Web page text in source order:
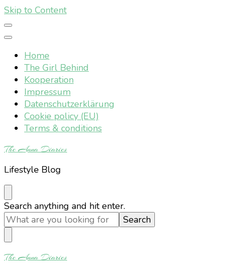
Skip to Content
Home
The Girl Behind
Kooperation
Impressum
Datenschutzerklärung
Cookie policy (EU)
Terms & conditions
The Anna Diaries
Lifestyle Blog
Looking
for
Something?
Search anything and hit enter.
The Anna Diaries